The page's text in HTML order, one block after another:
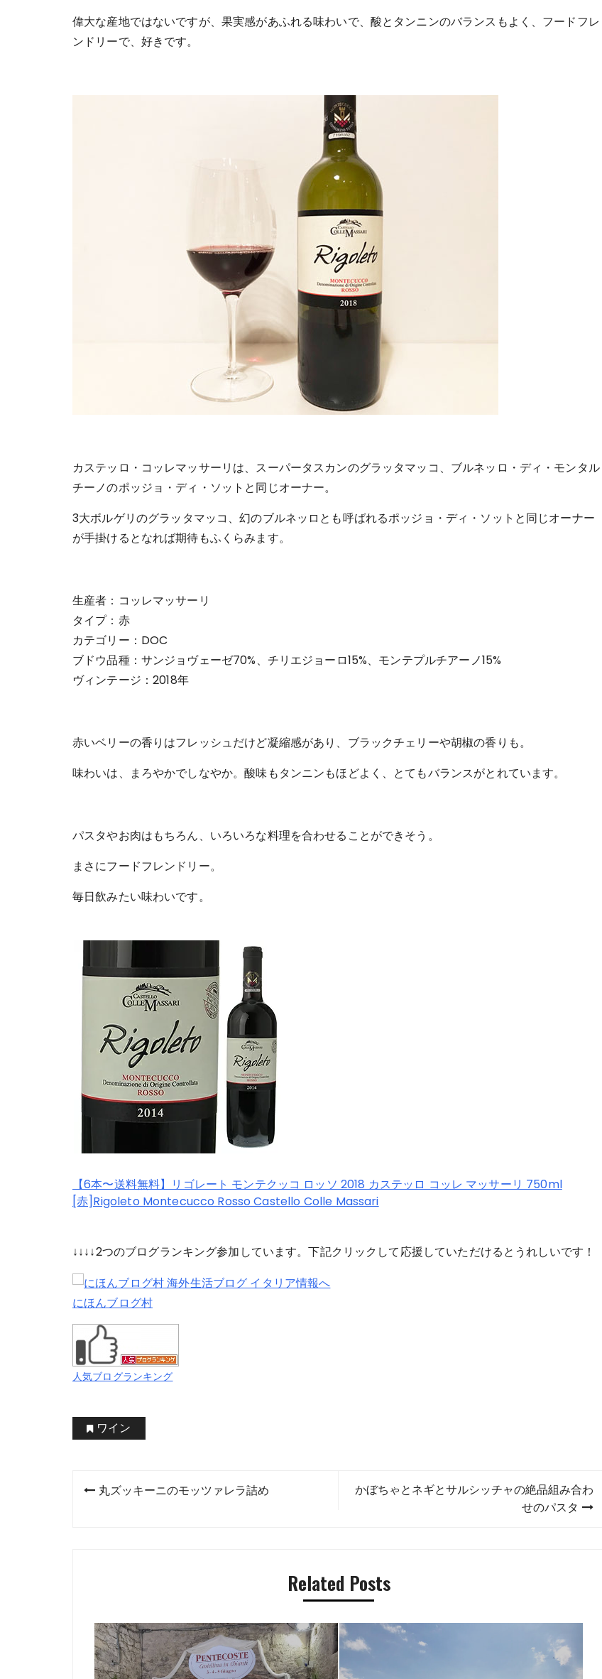
偉大な産地ではないですが、果実感があふれる味わいで、酸とタンニンのバランスもよく、フードフレ
ンドリーで、好きです。
カステッロ・コッレマッサーリは、スーパータスカンのグラッタマッコ、ブルネッロ・ディ・モンタル
チーノのポッジョ・ディ・ソットと同じオーナー。
3大ボルゲリのグラッタマッコ、幻のブルネッロとも呼ばれるポッジョ・ディ・ソットと同じオーナー
が手掛けるとなれば期待もふくらみます。
生産者：コッレマッサーリ
タイプ：赤
カテゴリー：DOC
ブドウ品種：サンジョヴェーゼ70%、チリエジョーロ15%、モンテプルチアーノ15%
ヴィンテージ：2018年
赤いベリーの香りはフレッシュだけど凝縮感があり、ブラックチェリーや胡椒の香りも。
味わいは、まろやかでしなやか。酸味もタンニンもほどよく、とてもバランスがとれています。
パスタやお肉はもちろん、いろいろな料理を合わせることができそう。
まさにフードフレンドリー。
毎日飲みたい味わいです。
【6本〜送料無料】リゴレート モンテクッコ ロッソ 2018 カステッロ コッレ マッサーリ 750ml
[赤]Rigoleto Montecucco Rosso Castello Colle Massari
↓↓↓↓2つのブログランキング参加しています。下記クリックして応援していただけるとうれしいです！
にほんブログ村
人気ブログランキング
ワイン
投
ー
シ
丸ズッキーニのモッツァレラ詰め
かぼちゃとネギとサルシッチャの絶品組み合わ
せのパスタ
Related Posts